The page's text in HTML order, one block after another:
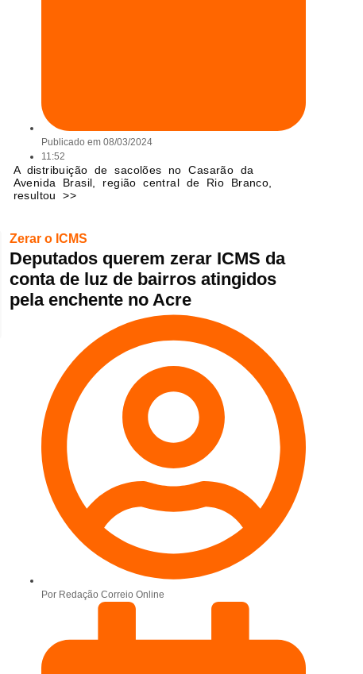
Publicado em 08/03/2024
11:52
A distribuição de sacolões no Casarão da
Avenida Brasil, região central de Rio Branco,
resultou >>
Zerar o ICMS
Deputados querem zerar ICMS da
conta de luz de bairros atingidos
pela enchente no Acre
Por Redação Correio Online